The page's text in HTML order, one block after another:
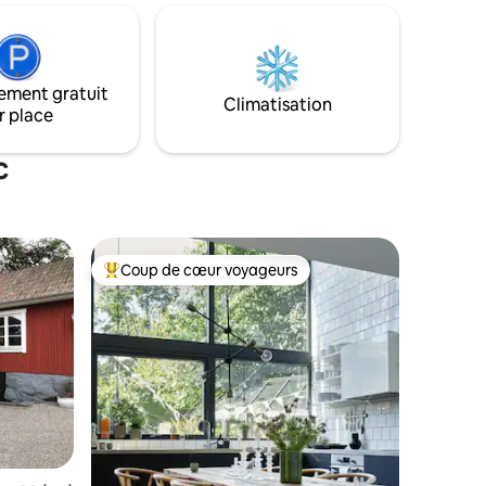
à
30-
lave-
double
ondes, four, réfrigérateur et
congélateur. Chambre avec lit de 180
cm. Salle de bain avec douche et toilette
à chasse d’eau. Lave-linge et sèche-
de Stockholm 25 km
gratuit
place
Climatisation
appréciés Coups de cœur voyageurs les plus appréciés
Coup de cœur voyageurs